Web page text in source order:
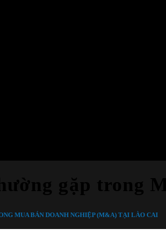
MUA BÁN DOANH NGHIỆP (M&A) TẠI LÀO CAI